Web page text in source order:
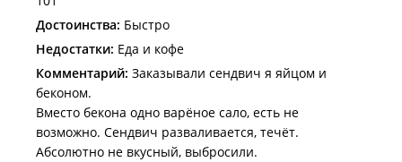
Достоинства: Быстро
Недостатки: Еда и кофе
Комментарий: Заказывали сендвич я яйцом и
беконом.
Вместо бекона одно варёное сало, есть не
возможно. Сендвич разваливается, течёт.
Абсолютно не вкусный, выбросили.